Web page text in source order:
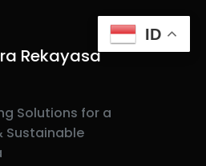
Rekayasa
Solutions for a
Sustainable
ID